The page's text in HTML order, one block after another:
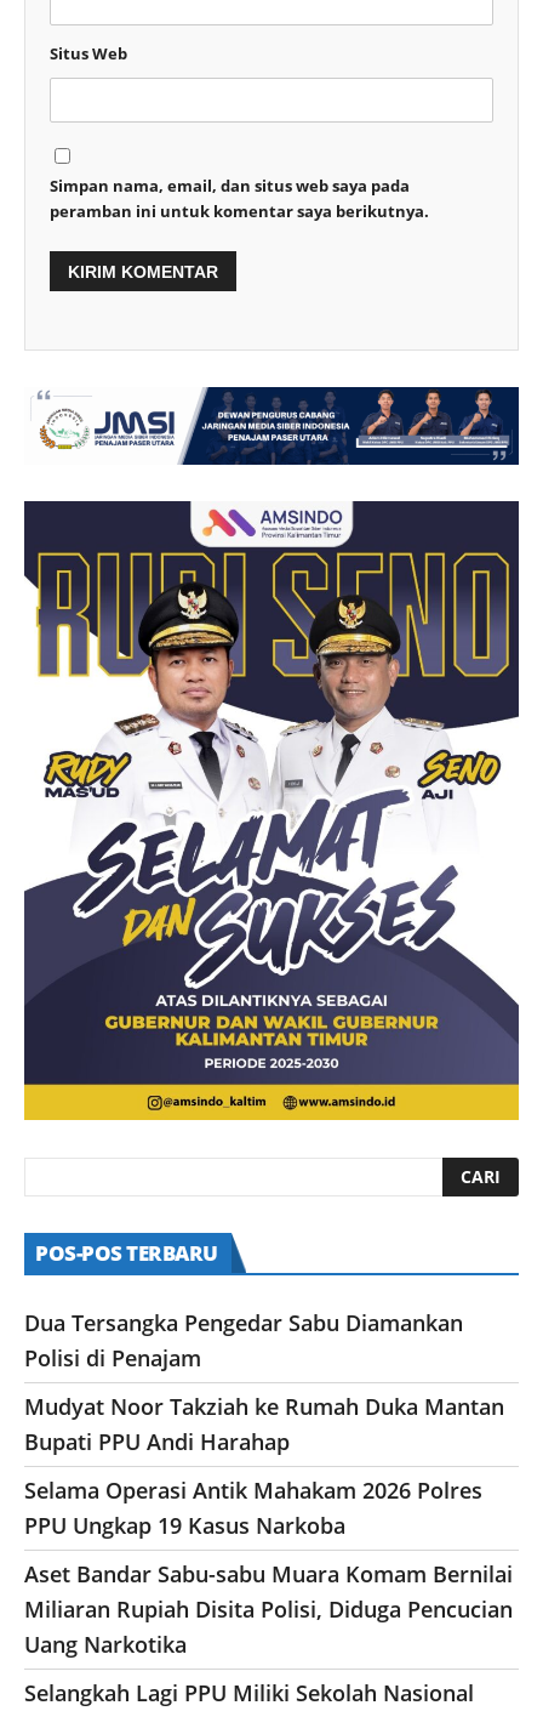
Situs Web
Simpan nama, email, dan situs web saya pada
peramban ini untuk komentar saya berikutnya.
POS-POS TERBARU
Dua Tersangka Pengedar Sabu Diamankan
Polisi di Penajam
Mudyat Noor Takziah ke Rumah Duka Mantan
Bupati PPU Andi Harahap
Selama Operasi Antik Mahakam 2026 Polres
PPU Ungkap 19 Kasus Narkoba
Aset Bandar Sabu-sabu Muara Komam Bernilai
Miliaran Rupiah Disita Polisi, Diduga Pencucian
Uang Narkotika
Selangkah Lagi PPU Miliki Sekolah Nasional